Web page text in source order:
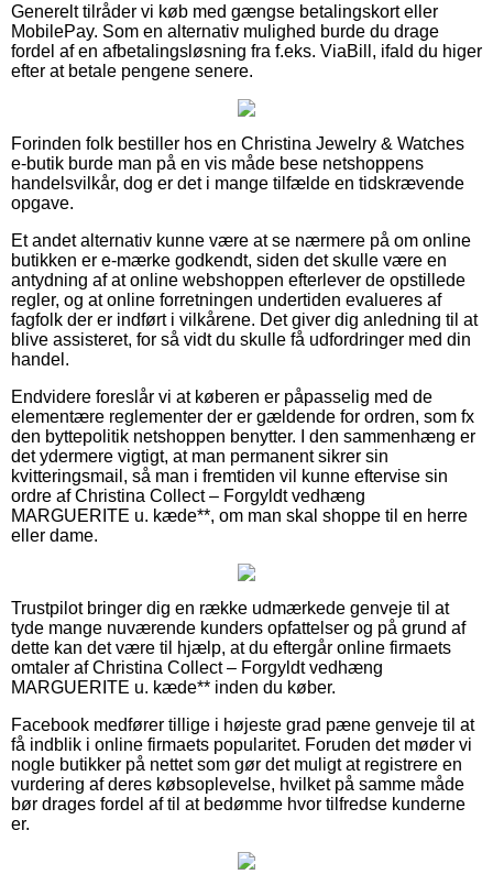
Generelt tilråder vi køb med gængse betalingskort eller
MobilePay. Som en alternativ mulighed burde du drage
fordel af en afbetalingsløsning fra f.eks. ViaBill, ifald du higer
efter at betale pengene senere.
Forinden folk bestiller hos en Christina Jewelry & Watches
e-butik burde man på en vis måde bese netshoppens
handelsvilkår, dog er det i mange tilfælde en tidskrævende
opgave.
Et andet alternativ kunne være at se nærmere på om online
butikken er e-mærke godkendt, siden det skulle være en
antydning af at online webshoppen efterlever de opstillede
regler, og at online forretningen undertiden evalueres af
fagfolk der er indført i vilkårene. Det giver dig anledning til at
blive assisteret, for så vidt du skulle få udfordringer med din
handel.
Endvidere foreslår vi at køberen er påpasselig med de
elementære reglementer der er gældende for ordren, som fx
den byttepolitik netshoppen benytter. I den sammenhæng er
det ydermere vigtigt, at man permanent sikrer sin
kvitteringsmail, så man i fremtiden vil kunne eftervise sin
ordre af Christina Collect – Forgyldt vedhæng
MARGUERITE u. kæde**, om man skal shoppe til en herre
eller dame.
Trustpilot bringer dig en række udmærkede genveje til at
tyde mange nuværende kunders opfattelser og på grund af
dette kan det være til hjælp, at du eftergår online firmaets
omtaler af Christina Collect – Forgyldt vedhæng
MARGUERITE u. kæde** inden du køber.
Facebook medfører tillige i højeste grad pæne genveje til at
få indblik i online firmaets popularitet. Foruden det møder vi
nogle butikker på nettet som gør det muligt at registrere en
vurdering af deres købsoplevelse, hvilket på samme måde
bør drages fordel af til at bedømme hvor tilfredse kunderne
er.